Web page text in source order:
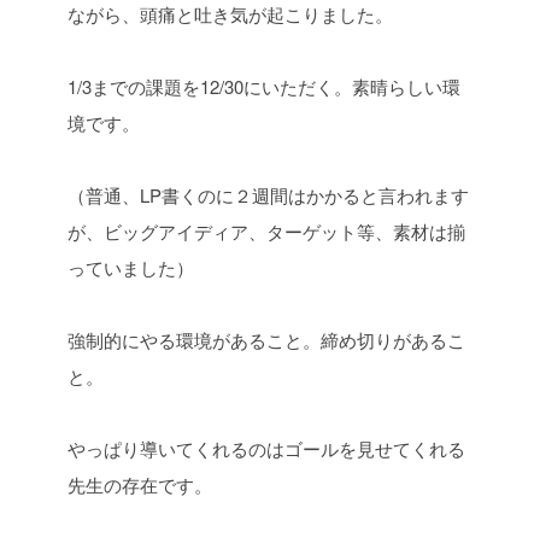
ながら、頭痛と吐き気が起こりました。
1/3までの課題を12/30にいただく。 素晴らしい環
境です。
（普通、LP書くのに２週間はかかると言われます
が、ビッグアイディア、ターゲット等、素材は揃
っていました）
強制的にやる環境があること。 締め切りがあるこ
と。
やっぱり導いてくれるのはゴールを見せてくれる
先生の存在です。